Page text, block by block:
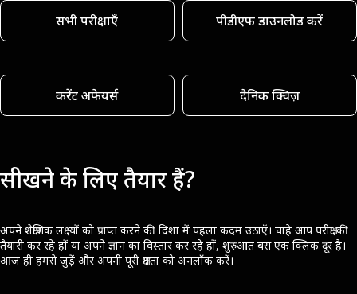
सभी परीक्षाएँ पीडीएफ डाउनलोड करें
करेंट अफेयर्स दैनिक क्विज़
सीखने के लिए तैयार हैं?
अपने शैक्षणिक लक्ष्यों को प्राप्त करने की दिशा में पहला कदम उठाएँ। चाहे आप परीक्षा की
तैयारी कर रहे हों या अपने ज्ञान का विस्तार कर रहे हों, शुरुआत बस एक क्लिक दूर है।
आज ही हमसे जुड़ें और अपनी पूरी क्षमता को अनलॉक करें।